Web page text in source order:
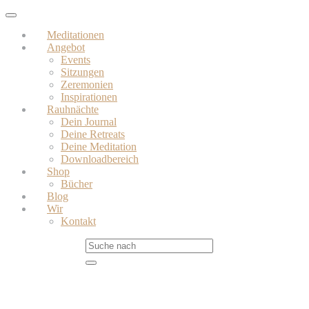
Skip
main
content
Toggle
navigationMeditationen
Angebot
Events
Sitzungen
Zeremonien
Inspirationen
Rauhnächte
Dein Journal
Deine Retreats
Deine Meditation
Downloadbereich
Shop
Bücher
Blog
Wir
Kontakt